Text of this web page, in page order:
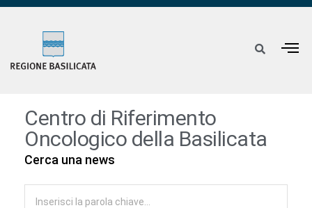
Centro di Riferimento
Oncologico della Basilicata
Cerca una news